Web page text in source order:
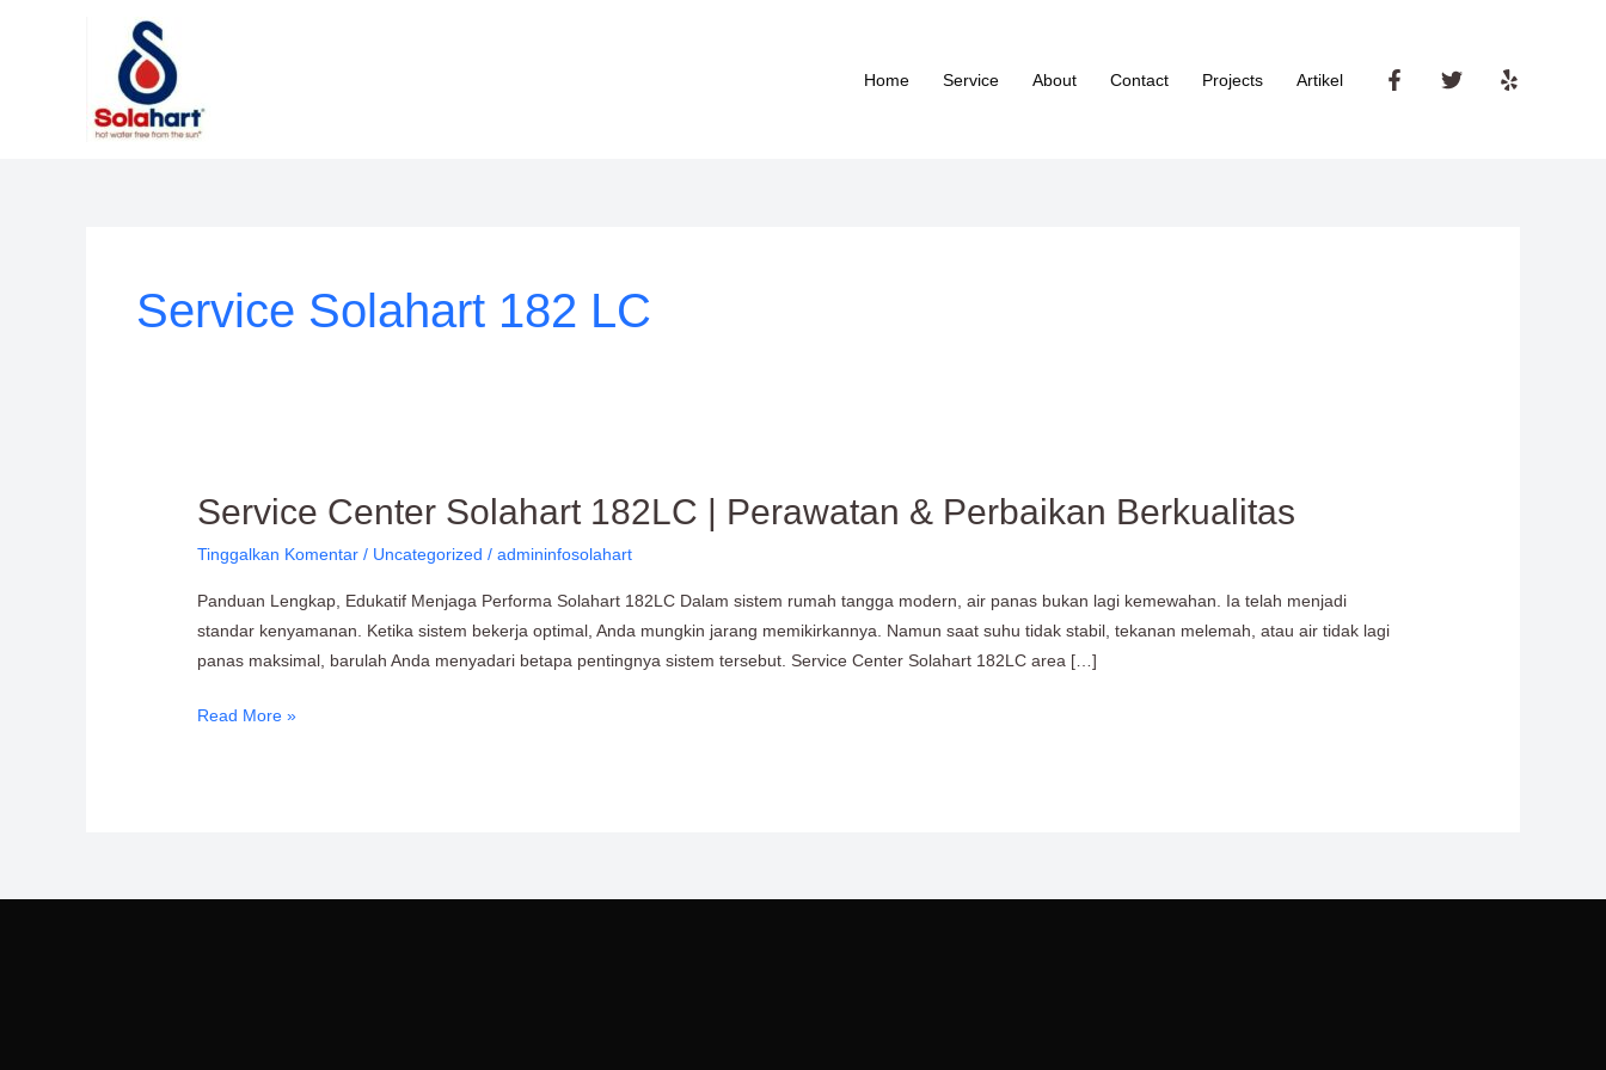
Home Service About Contact Projects Artikel
Service Solahart 182 LC
Service Center Solahart 182LC | Perawatan & Perbaikan Berkualitas
Tinggalkan Komentar / Uncategorized /admininfosolahart
Panduan Lengkap, Edukatif Menjaga Performa Solahart 182LC Dalam sistem rumah tangga modern, air panas bukan lagi kemewahan. Ia telah menjadi
standar kenyamanan. Ketika sistem bekerja optimal, Anda mungkin jarang memikirkannya. Namun saat suhu tidak stabil, tekanan melemah, atau air tidak lagi
panas maksimal, barulah Anda menyadari betapa pentingnya sistem tersebut. Service Center Solahart 182LC area […]
Service
Solahart
182LC
Perawatan
Perbaikan
Read More »